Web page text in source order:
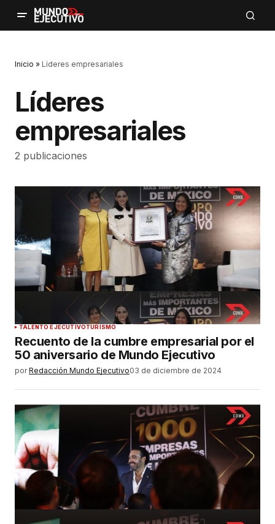
Inicio » Líderes empresariales
Líderes
empresariales
2 publicaciones
TALENTO EJECUTIVOTURISMO
Recuento de la cumbre empresarial por el
50 aniversario de Mundo Ejecutivo
por Redacción Mundo Ejecutivo03 de diciembre de 2024